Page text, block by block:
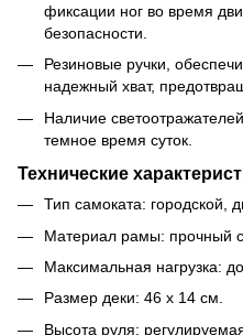
фиксации ног во время
безопасности.
Резиновые ручки,
надежный хват,
Наличие
темное время суток.
Технические
Тип самоката: городской,
Материал рамы: прочный
Максимальная нагрузка: до
Размер деки: 46 х 14 см.
Высота руля: